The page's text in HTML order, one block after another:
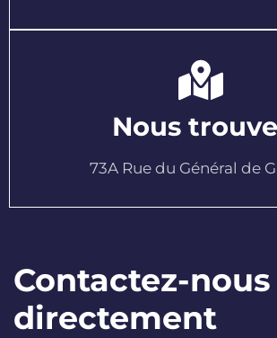
Nous
73A Rue du Général de
Contactez-nous
directement